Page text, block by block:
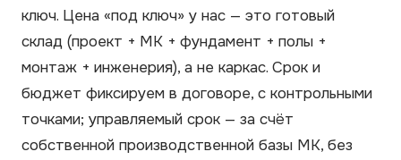
ключ. Цена «под ключ» у нас — это готовый
склад (проект + МК + фундамент + полы +
монтаж + инженерия), а не каркас. Срок и
бюджет фиксируем в договоре, с контрольными
точками; управляемый срок — за счёт
собственной производственной базы МК, без